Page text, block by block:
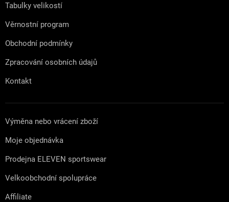
Tabulky velikostí
Věrnostní program
Obchodní podmínky
Zpracování osobních údajů
Kontakt
Výměna nebo vrácení zboží
Moje objednávka
Prodejna ELEVEN sportswear
Velkoobchodní spolupráce
Affiliate